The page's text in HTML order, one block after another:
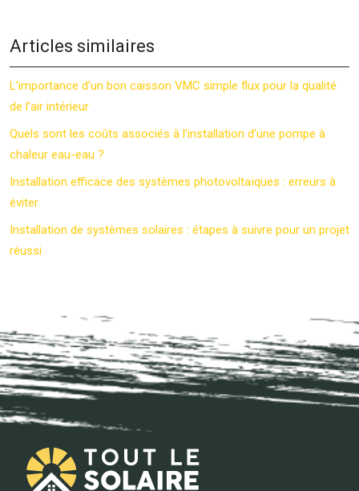
Articles similaires
L’importance d’un bon caisson VMC simple flux pour la qualité
de l’air intérieur
Quels sont les coûts associés à l’installation d’une pompe à
chaleur eau-eau ?
Installation efficace des systèmes photovoltaïques : erreurs à
éviter
Installation de systèmes solaires : étapes à suivre pour un projet
réussi